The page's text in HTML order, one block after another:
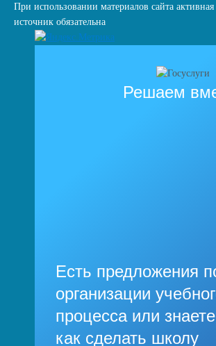
При использовании материалов сайта
источник обязательна
Решаем
Есть предложения
организации
процесса или
как сделать школу